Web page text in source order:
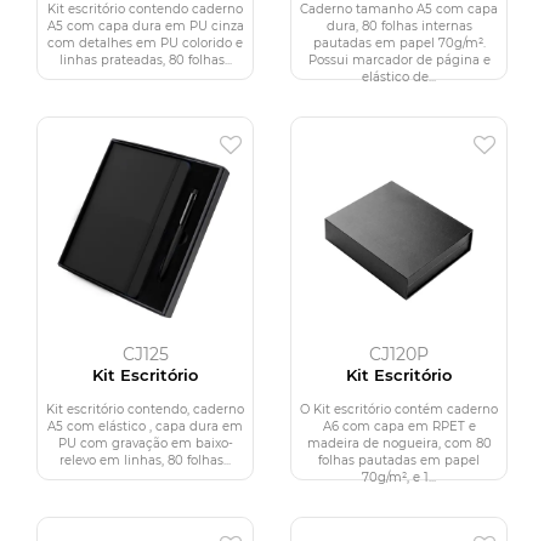
Kit escritório contendo caderno
A5 com capa dura em PU cinza
com detalhes em PU colorido e
linhas prateadas, 80 folhas...
Caderno tamanho A5 com capa
dura, 80 folhas internas
pautadas em papel 70g/m².
Possui marcador de página e
elástico de...
CJ125
Kit Escritório
Kit escritório contendo, caderno
A5 com elástico , capa dura em
PU com gravação em baixo-
relevo em linhas, 80 folhas...
CJ120P
Kit Escritório
O Kit escritório contém caderno
A6 com capa em RPET e
madeira de nogueira, com 80
folhas pautadas em papel
70g/m², e 1...